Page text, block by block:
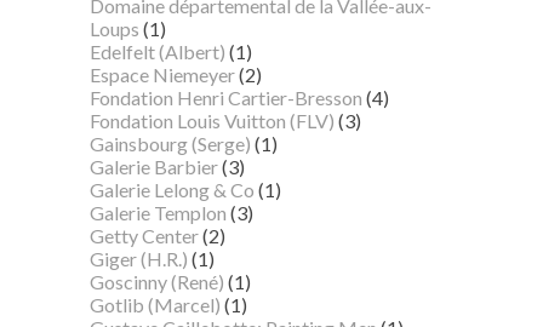
Domaine départemental de la Vallée-aux-
Loups (1)
Edelfelt (Albert) (1)
Espace Niemeyer(2)
Fondation Henri Cartier-Bresson (4)
Fondation Louis Vuitton (FLV) (3)
Gainsbourg (Serge) (1)
Galerie Barbier(3)
Galerie Lelong & Co (1)
Galerie Templon (3)
Getty Center(2)
Giger (H.R.) (1)
Goscinny (René) (1)
Gotlib (Marcel) (1)